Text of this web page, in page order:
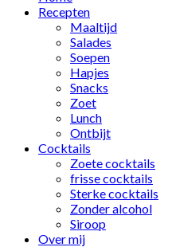
Recepten
Maaltijd
Salades
Soepen
Hapjes
Snacks
Zoet
Lunch
Ontbijt
Cocktails
Zoete cocktails
frisse cocktails
Sterke cocktails
Zonder alcohol
Siroop
Over mij